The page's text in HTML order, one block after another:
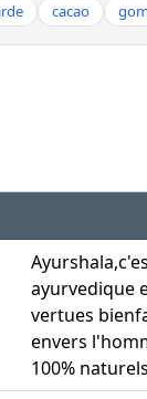
cacao
ayurvedique
vertues
envers
100%